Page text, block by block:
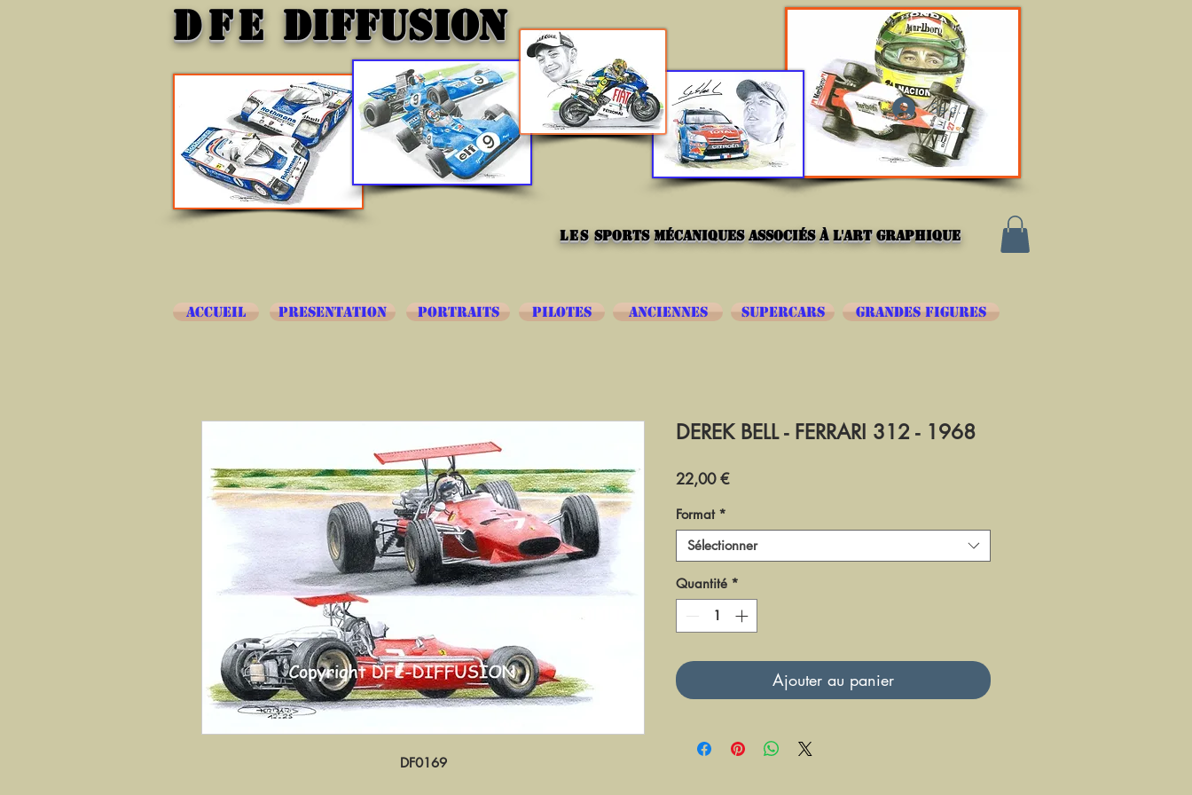
DFE DIFFUSION
Se connecter
lessports mécaniques associés à l'art graphique
DF0169
DEREK BELL - FERRARI 312 - 1968
22,00 €Prix
Format *
Sélectionner
Quantité *
Ajouter au panier
SUPERCARS
ANCIENNES
PILOTES
PORTRAITS
PRESENTATION
ACCUEIL GRANDES FIGURES